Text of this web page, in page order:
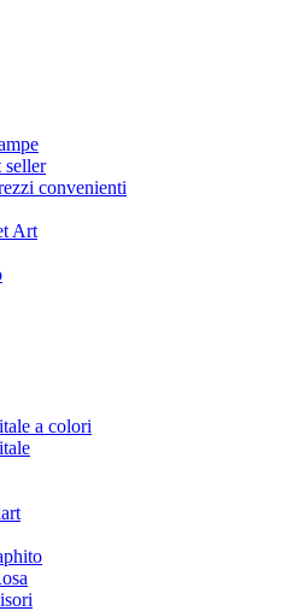
seller
convenienti
Art
a colori